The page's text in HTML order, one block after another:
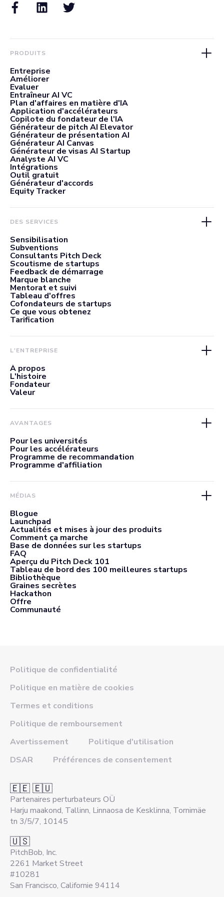
PRODUITS
Entreprise
Améliorer
Evaluer
Entraîneur AI VC
Plan d'affaires en matière d'IA
Application d'accélérateurs
Copilote du fondateur de l'IA
Générateur de pitch AI Elevator
Générateur de présentation AI
Générateur AI Canvas
Générateur de visas AI Startup
Analyste AI VC
Intégrations
Outil gratuit
Générateur d'accords
Equity Tracker
DES SERVICES
Sensibilisation
Subventions
Consultants Pitch Deck
Scoutisme de startups
Feedback de démarrage
Marque blanche
Mentorat et suivi
Tableau d'offres
Cofondateurs de startups
Ce que vous obtenez
Tarification
L'ENTREPRISE
À propos
L'histoire
Fondateur
Valeur
AVANTAGES
Pour les universités
Pour les accélérateurs
Programme de recommandation
Programme d'affiliation
MÉDIAS
Blogue
Launchpad
Actualités et mises à jour des produits
Comment ça marche
Base de données sur les startups
FAQ
Aperçu du Pitch Deck 101
Tableau de bord des 100 meilleures startups
Bibliothèque
Graines secrètes
Hackathon
Offre
Communauté
Politique de confidentialité
Politique en matière de cookies
Termes et conditions
Politique de remboursement
Avertissement
Politique d'utilisation
DSAR
Préférences de consentement
🇪🇪 🇪🇺
Partenaires perturbateurs OÜ
Harju maakond, Tallinn, Linnaosa de Kesklinna, Tornimäe
tn 3/5/7, 10145
🇺🇸
PitchBob, Inc.
2261 Market Street
#10281
San Francisco, Californie 94114